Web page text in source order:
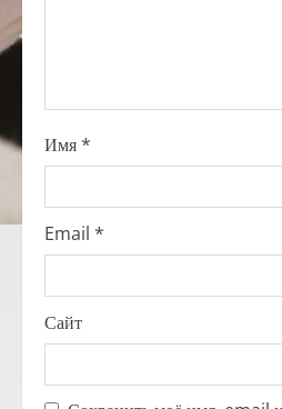
o
n
Имя*
Email *
Сайт